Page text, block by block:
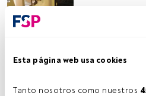
Esta página web usa cookies
Tanto nosotros como nuestros
Compartir: